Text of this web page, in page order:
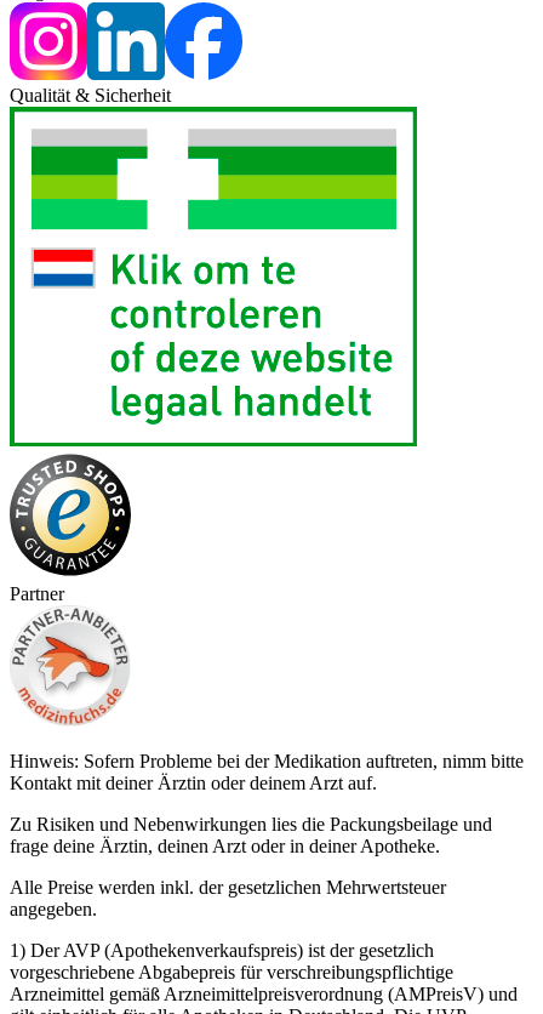
Qualität & Sicherheit
Partner
Hinweis: Sofern Probleme bei der Medikation auftreten, nimm bitte
Kontakt mit deiner Ärztin oder deinem Arzt auf.
Zu Risiken und Nebenwirkungen lies die Packungsbeilage und
frage deine Ärztin, deinen Arzt oder in deiner Apotheke.
Alle Preise werden inkl. der gesetzlichen Mehrwertsteuer
angegeben.
1) Der AVP (Apothekenverkaufspreis) ist der gesetzlich
vorgeschriebene Abgabepreis für verschreibungspflichtige
Arzneimittel gemäß Arzneimittelpreisverordnung (AMPreisV) und